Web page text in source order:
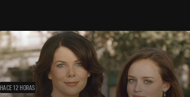
HACE 12 HORAS